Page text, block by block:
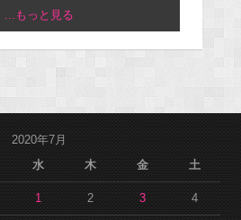
...もっと見る
2020年7月
水 木 金 土
1 2 3 4